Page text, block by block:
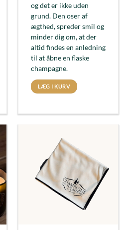
og det er ikke uden
grund. Den oser af
ægthed, spreder smil og
minder dig om, at der
altid findes en anledning
til at åbne en flaske
champagne.
LÆG I KURV